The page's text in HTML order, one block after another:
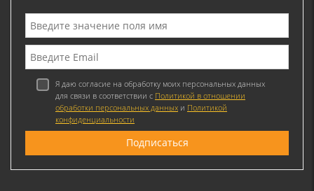
Я даю согласие на обработку моих персональных данных
для связи в соответствии с Политикой в отношении
обработки персональных данных и Политикой
конфиденциальности